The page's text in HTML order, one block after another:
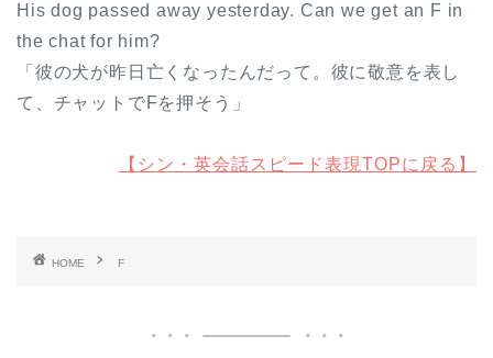
His dog passed away yesterday. Can we get an F in
the chat for him?
「彼の犬が昨日亡くなったんだって。彼に敬意を表し
て、チャットでFを押そう」
【シン・英会話スピード表現TOPに戻る】
HOME F